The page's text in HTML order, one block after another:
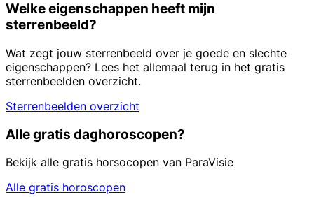
Welke eigenschappen heeft mijn
sterrenbeeld?
Wat zegt jouw sterrenbeeld over je goede en slechte
eigenschappen? Lees het allemaal terug in het gratis
sterrenbeelden overzicht.
Sterrenbeelden overzicht
Alle gratis daghoroscopen?
Bekijk alle gratis horsocopen van ParaVisie
Alle gratis horoscopen